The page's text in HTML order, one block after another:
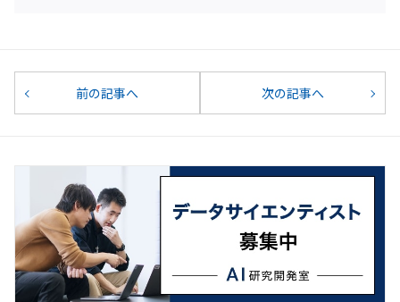
前の記事へ 次の記事へ